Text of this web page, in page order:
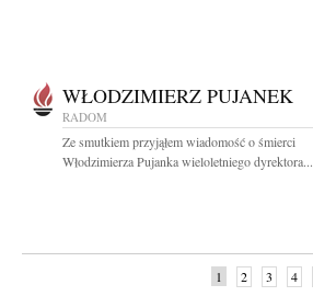
WŁODZIMIERZ PUJANEK
RADOM
Ze smutkiem przyjąłem wiadomość o śmierci
Włodzimierza Pujanka wieloletniego dyrektora...
1 2 3 4